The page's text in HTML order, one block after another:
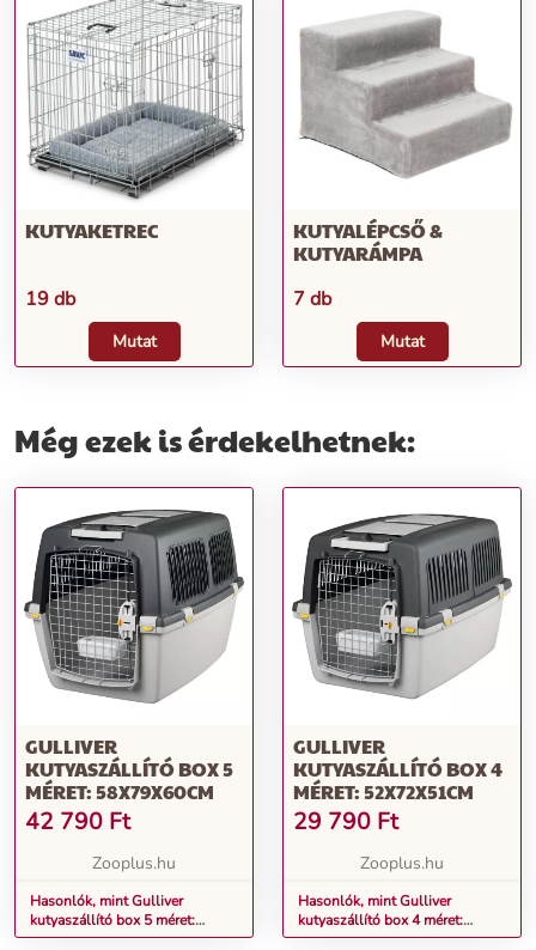
KUTYAKETREC
19 db
Mutat
KUTYALÉPCSŐ &
KUTYARÁMPA
7 db
Mutat
Még ezek is érdekelhetnek:
GULLIVER
KUTYASZÁLLÍTÓ BOX 5
MÉRET: 58X79X60CM
42 790 Ft
Zooplus.hu
Hasonlók, mint Gulliver
kutyaszállító box 5 méret:
58x79x60cm
GULLIVER
KUTYASZÁLLÍTÓ BOX 4
MÉRET: 52X72X51CM
29 790 Ft
Zooplus.hu
Hasonlók, mint Gulliver
kutyaszállító box 4 méret:
52x72x51cm